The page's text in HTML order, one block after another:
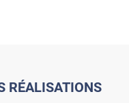
RÉALISATIONS